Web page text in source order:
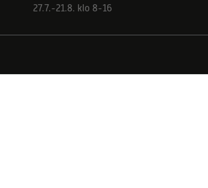
27.7.-21.8. klo 8-16